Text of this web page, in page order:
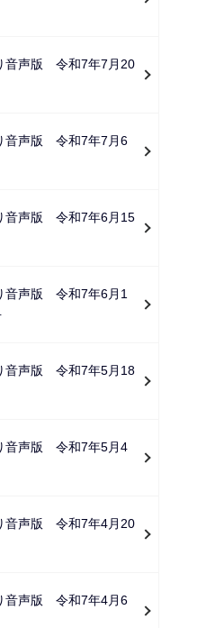
音声版 令和7年7月20
音声版 令和7年7月6
音声版 令和7年6月15
音声版 令和7年6月1
音声版 令和7年5月18
音声版 令和7年5月4
音声版 令和7年4月20
音声版 令和7年4月6